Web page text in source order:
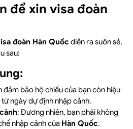
để xin visa đoàn
đoàn Hàn Quốc diễn ra suôn sẻ,
sau:
đảm bảo hộ chiếu của bạn còn hiệu
ngày dự định nhập cảnh.
: Đương nhiên, bạn phải không
nhập cảnh của Hàn Quốc.